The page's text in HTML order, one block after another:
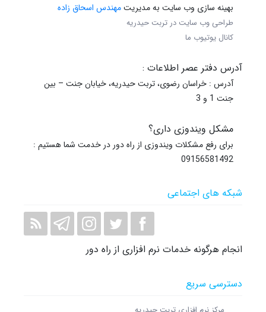
بهینه سازی وب سایت به مدیریتمهندس اسحاق زاده
طراحی وب سایت در تربت حیدریه
کانال یوتیوب ما
آدرس دفتر عصر اطلاعات :
آدرس : خراسان رضوی، تربت حیدریه، خیابان جنت – بین
جنت 1 و 3
مشکل ویندوزی داری؟
برای رفع مشکلات ویندوزی از راه دور در خدمت شما هستیم :
09156581492
شبکه های اجتماعی
انجام هرگونه خدمات نرم افزاری از راه دور
دسترسی سریع